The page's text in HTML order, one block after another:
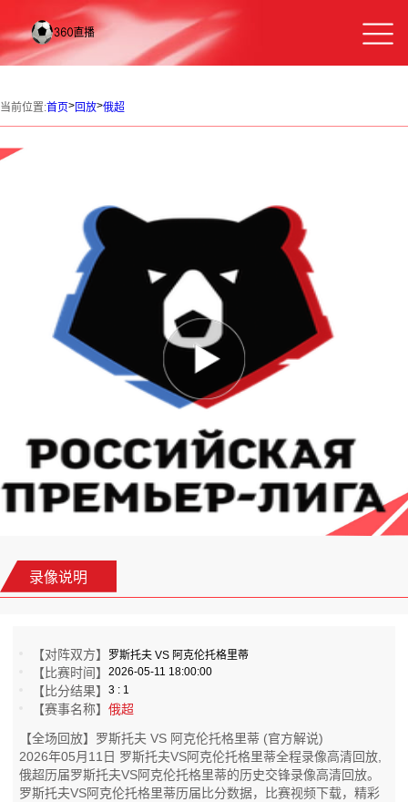
当前位置:首页>回放>俄超
录像说明
【对阵双方】 罗斯托夫 VS 阿克伦托格里蒂
【比赛时间】2026-05-11 18:00:00
【比分结果】3 : 1
【赛事名称】俄超
【全场回放】罗斯托夫 VS 阿克伦托格里蒂 (官方解说)
2026年05月11日 罗斯托夫VS阿克伦托格里蒂全程录像高清回放,
俄超历届罗斯托夫VS阿克伦托格里蒂的历史交锋录像高清回放。
罗斯托夫VS阿克伦托格里蒂历届比分数据，比赛视频下载，精彩